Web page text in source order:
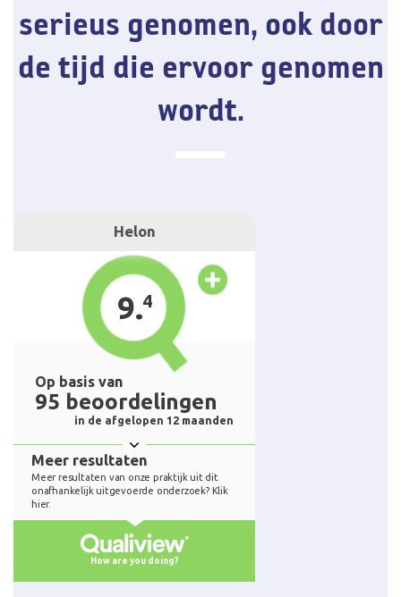
serieus genomen, ook door
de tijd die ervoor genomen
wordt.